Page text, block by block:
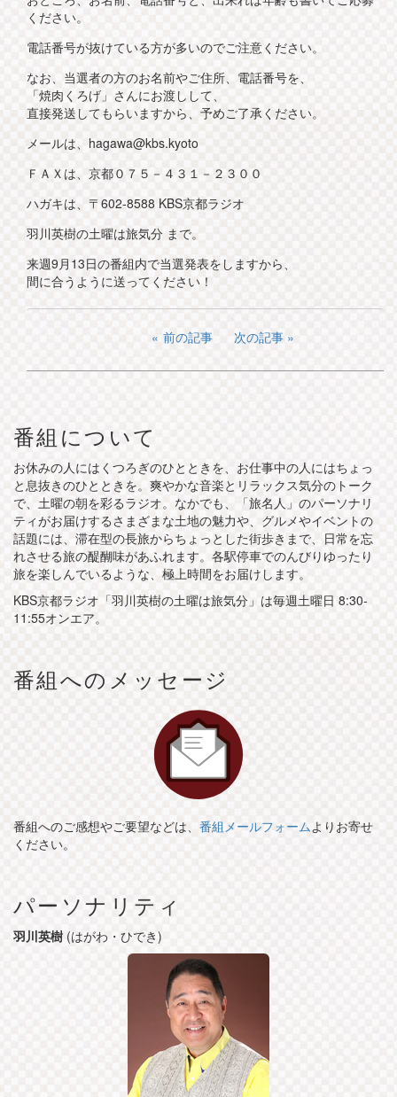
ください。
電話番号が抜けている方が多いのでご注意ください。
なお、当選者の方のお名前やご住所、電話番号を、
「焼肉くろげ」さんにお渡しして、
直接発送してもらいますから、予めご了承ください。
メールは、hagawa@kbs.kyoto
ＦＡＸは、京都０７５－４３１－２３００
ハガキは、〒602-8588 KBS京都ラジオ
羽川英樹の土曜は旅気分 まで。
来週9月13日の番組内で当選発表をしますから、
間に合うように送ってください！
前の記事 次の記事
番組について
お休みの人にはくつろぎのひとときを、お仕事中の人にはちょっ
と息抜きのひとときを。爽やかな音楽とリラックス気分のトーク
で、土曜の朝を彩るラジオ。なかでも、「旅名人」のパーソナリ
ティがお届けするさまざまな土地の魅力や、グルメやイベントの
話題には、滞在型の長旅からちょっとした街歩きまで、日常を忘
れさせる旅の醍醐味があふれます。各駅停車でのんびりゆったり
旅を楽しんでいるような、極上時間をお届けします。
KBS京都ラジオ「羽川英樹の土曜は旅気分」は毎週土曜日 8:30-
11:55オンエア。
番組へのメッセージ
番組へのご感想やご要望などは、 番組メールフォームよりお寄せ
ください。
パーソナリティ
羽川英樹 (はがわ・ひでき)